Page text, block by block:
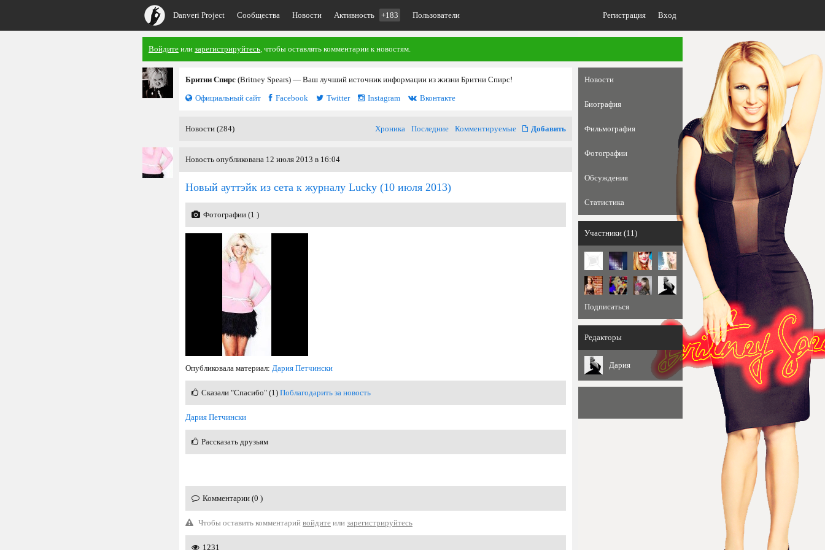
Danveri Project Сообщества Новости Активность +183 Пользователи Регистрация Вход
Войдите или зарегистрируйтесь, чтобы оставлять комментарии к новостям.
Бритни Спирс (Britney Spears) — Ваш лучший источник информации из жизни Бритни Спирс!
Официальный сайт
Facebook Twitter Instagram Вконтакте
Новости (284) Хроника Последние Комментируемые Добавить
Новость опубликована 12 июля 2013 в 16:04
Новый ауттэйк из сета к журналу Lucky (10 июля 2013)
Фотографии (1 )
Опубликовала материал: Дария Петчински
Сказали "Спасибо" (1) Поблагодарить за новость
Дария Петчински
Рассказать друзьям
Комментарии (0 )
Чтобы оставить комментарий войдите или зарегистрируйтесь
1231
Новости
Биография
Фильмография
Фотографии
Обсуждения
Статистика
Участники (11)
Подписаться
Редакторы
Дария